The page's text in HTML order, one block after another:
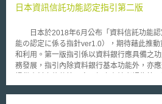
日本資訊信託功能認定指引第二版
日本於2018年6月公布「資料信託功能認
能の認定に係る指針ver1.0），期待藉此推
和利用。第一版指引係以資料銀行應具備之
務發展，指引內除資料銀行基本功能外，亦
重功能描述，故總務省和經濟產業省於2019